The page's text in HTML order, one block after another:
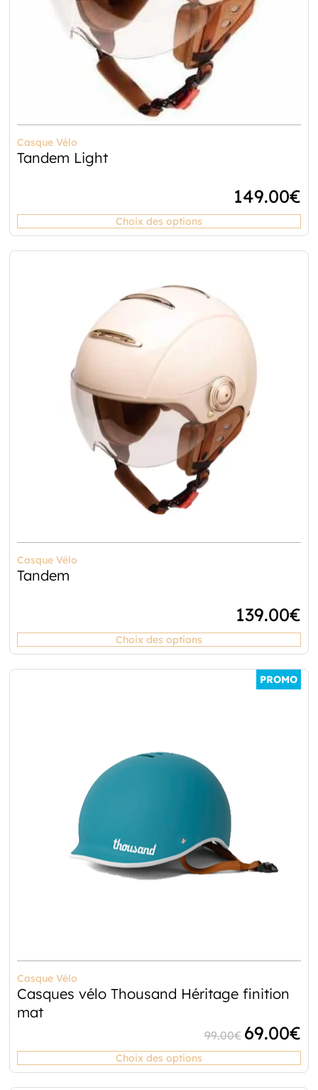
Casque Vélo
Tandem Light
149.00€
Choix des options
Casque Vélo
Tandem
139.00€
Choix des options
PROMO
Casque Vélo
Casques vélo Thousand Héritage finition
mat
99.00€ 69.00€
Choix des options